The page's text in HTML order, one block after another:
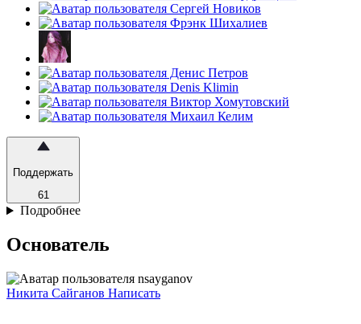
Поддержать
61
Подробнее
Основатель
Никита Сайганов Написать